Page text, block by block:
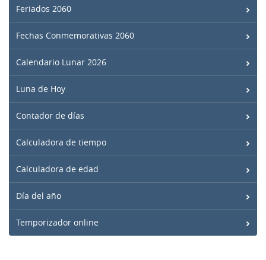
Feriados 2060
Fechas Conmemorativas 2060
Calendario Lunar 2026
Luna de Hoy
Contador de días
Calculadora de tiempo
Calculadora de edad
Día del año
Temporizador online